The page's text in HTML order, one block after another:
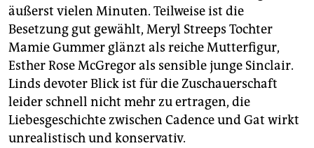
äußerst vielen Minuten. Teilweise ist die
Besetzung gut gewählt, Meryl Streeps Tochter
Mamie Gummer glänzt als reiche Mutterfigur,
Esther Rose McGregor als sensible junge Sinclair.
Linds devoter Blick ist für die Zuschauerschaft
leider schnell nicht mehr zu ertragen, die
Liebesgeschichte zwischen Cadence und Gat wirkt
unrealistisch und konservativ.